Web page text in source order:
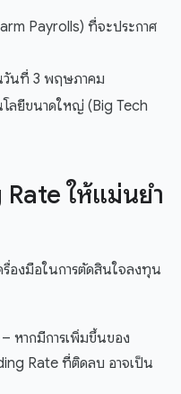
Payrolls) ที่จะประกาศ
วันที่ 3 พฤษภาคม
ลยีขนาดใหญ่ (Big Tech
ให้แม่นยำ
รื่องมือในการตัดสินใจลงทุน
หากมีการเพิ่มขึ้นของ
Rate ที่ติดลบ อาจเป็น